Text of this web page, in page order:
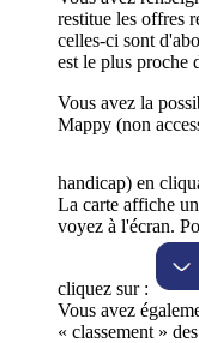
restitue les offres
celles-ci sont
est le plus proche
Vous avez la
Mappy (non
handicap) en
La carte affiche
voyez à l'écran.
cliquez sur :
Vous avez
« classement »